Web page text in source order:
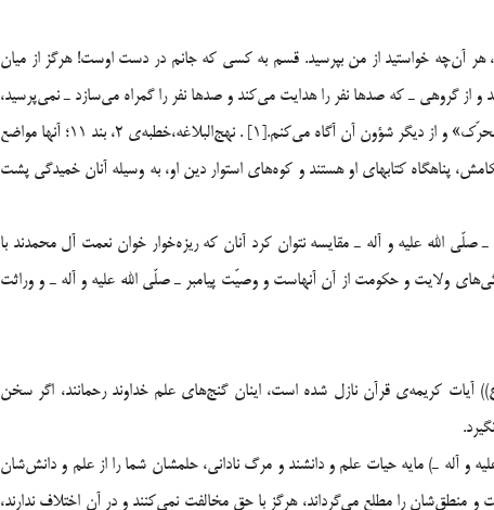
7. آن حضرت ـ عليه السّلام ـ فرمود: پيش از ارتحال من، هر آن‎چه خواستيد از من بپرسيد. قسم به كسي كه جانم در دست اوست! هرگز از ميان
حوادثي كه اكنون تا قيامت رخ مي‎دهد، چيزي سؤال نمي‎كنيد و از گروهي ـ كه صدها نفر را هدايت مي‎كند و صدها نفر را گمراه مي‎سازد ـ نمي‎پرسيد،
مگر آن‎كه من شما را از همه‌ي خصوصيات «جلودار» و «محرّك» و از ديگر شؤون آن آگاه مي‎كنم.[1] . نهج‎البلاغه،خطبه‌ي 2، بند 11؛ آنها مواضع
پناهگاه كتابهاي او هستند و كوه‌هاي استوار دين او، به وسيله آنان خميدگي پشت
آل محمد ـ صلّي الله عليه و آله ـ مقايسه نتوان كرد آنان كه ريزه‌خوار خوان نعمت آل محمدند با
ولايت و حكومت از آن آنهاست و وصيّت پيامبر ـ صلّي الله عليه و آله ـ و وراثت
آنها (اهل بيت(ع)) آيات كريمه‌ي قرآن نازل شده است، اينان گنج‌هاي علم خداوند رحمانند، اگر سخن
محمد ـ صلّي الله عليه و آله ـ) مايه حيات علم و دانشند و مرگ ناداني، حلمشان شما را از علم و دانش‌شان
را مطلع مي‌گرداند، هرگز با حق مخالفت نمي‌كنند و در آن اختلاف ندارند،